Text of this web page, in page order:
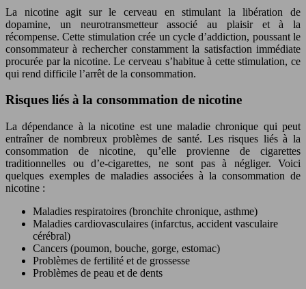
La nicotine agit sur le cerveau en stimulant la libération de
dopamine, un neurotransmetteur associé au plaisir et à la
récompense. Cette stimulation crée un cycle d’addiction, poussant le
consommateur à rechercher constamment la satisfaction immédiate
procurée par la nicotine. Le cerveau s’habitue à cette stimulation, ce
qui rend difficile l’arrêt de la consommation.
Risques liés à la consommation de nicotine
La dépendance à la nicotine est une maladie chronique qui peut
entraîner de nombreux problèmes de santé. Les risques liés à la
consommation de nicotine, qu’elle provienne de cigarettes
traditionnelles ou d’e-cigarettes, ne sont pas à négliger. Voici
quelques exemples de maladies associées à la consommation de
nicotine :
Maladies respiratoires (bronchite chronique, asthme)
Maladies cardiovasculaires (infarctus, accident vasculaire
cérébral)
Cancers (poumon, bouche, gorge, estomac)
Problèmes de fertilité et de grossesse
Problèmes de peau et de dents